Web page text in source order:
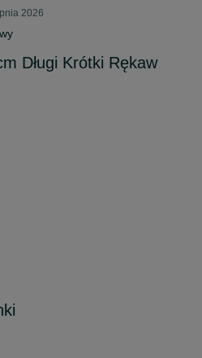
2026
Długi Krótki Rękaw